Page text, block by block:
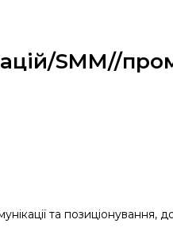
SMM//
та позиціонування,